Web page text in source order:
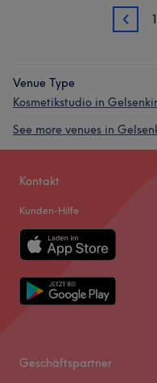
1 1
Venue Type
Kosmetikstudio in
See more venues in
Kontakt
Kunden-Hilfe
Geschäftspartner